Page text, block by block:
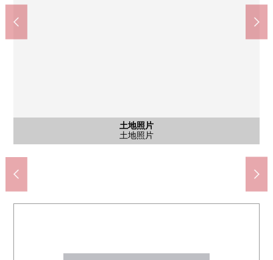
土地照片
土地照片
土地照片
土地照片
土地照片
土地照片
土地照片
被用地深度拍攝
含有前面道路的外觀
含有前面道路的外觀
綠小學(約170m)
左京山中學(約2040m)